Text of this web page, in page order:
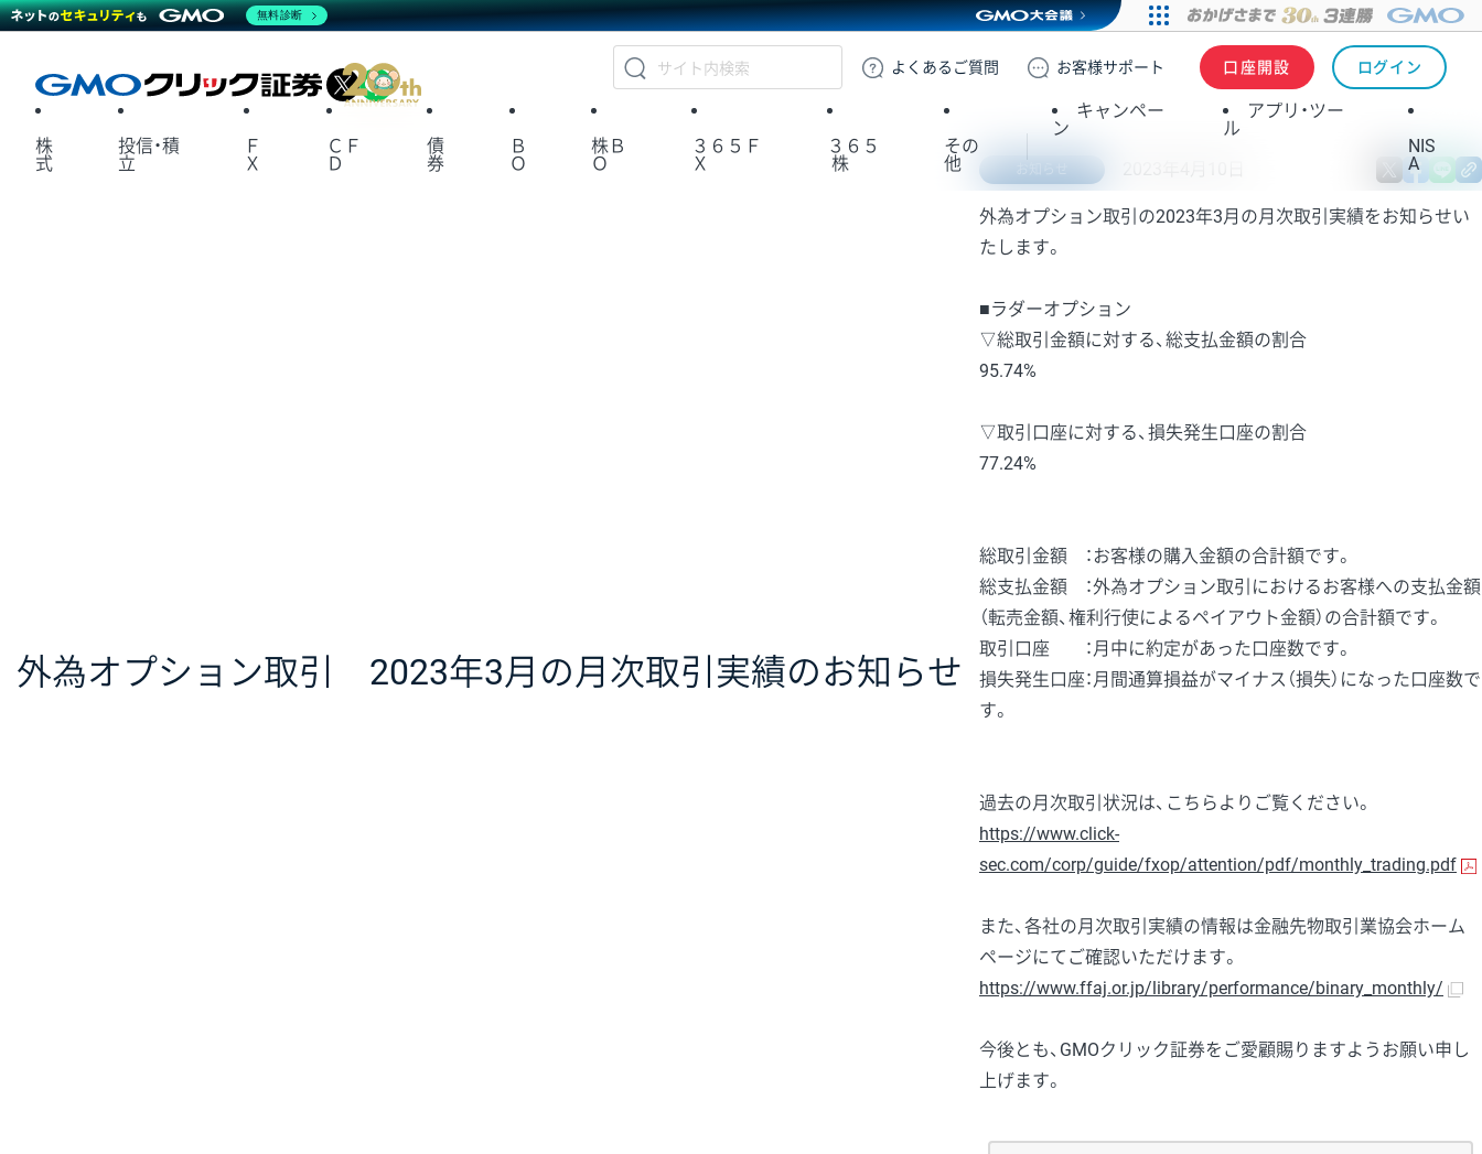
GMOクリック証券
よくある ご質問 お客様サポート 口座開設 ログイン
X
株
式
投信・積
立
Ｆ
Ｘ
ＣＦ
Ｄ
債
券
Ｂ
Ｏ
株Ｂ
Ｏ
３６５Ｆ
Ｘ
３６５
株
その
他
キャンペー
ン
アプリ・ツー
ル
NIS
A
外為オプション取引 2023年3月の月次取引実績のお知らせ
X
外為オプション取引の2023年3月の月次取引実績をお知らせい
たします。
■ラダーオプション
▽総取引金額に対する、総支払金額の割合
95.74%
▽取引口座に対する、損失発生口座の割合
77.24%
総取引金額 ：お客様の購入金額の合計額です。
総支払金額 ：外為オプション取引におけるお客様への支払金額
（転売金額、権利行使によるペイアウト金額）の合計額です。
取引口座 ：月中に約定があった口座数です。
損失発生口座：月間通算損益がマイナス（損失）になった口座数で
す。
過去の月次取引状況は、こちらよりご覧ください。
https://www.click-
sec.com/corp/guide/fxop/attention/pdf/monthly_trading.pdf
また、各社の月次取引実績の情報は金融先物取引業協会ホーム
ページにてご確認いただけます。
https://www.ffaj.or.jp/library/performance/binary_monthly/
今後とも、GMOクリック証券をご愛顧賜りますようお願い申し
上げます。
無料診断